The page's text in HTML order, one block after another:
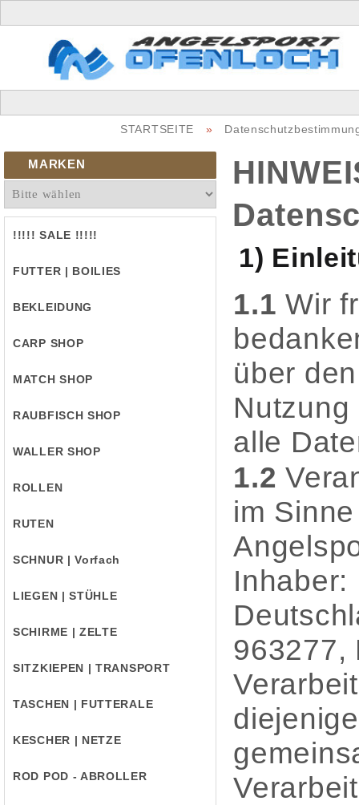
STARTSEITE »
MARKEN
!!!!! SALE !!!!!
FUTTER | BOILIES
BEKLEIDUNG
CARP SHOP
MATCH SHOP
RAUBFISCH SHOP
WALLER SHOP
ROLLEN
RUTEN
SCHNUR | Vorfach
LIEGEN | STÜHLE
SCHIRME | ZELTE
SITZKIEPEN | TRANSPORT
TASCHEN | FUTTERALE
KESCHER | NETZE
ROD POD - ABROLLER
1)
1.1 Wir
über
alle
1.2
im
Inhaber:
963277,